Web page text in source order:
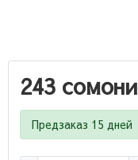
243 сомони
Предзаказ 15 дней